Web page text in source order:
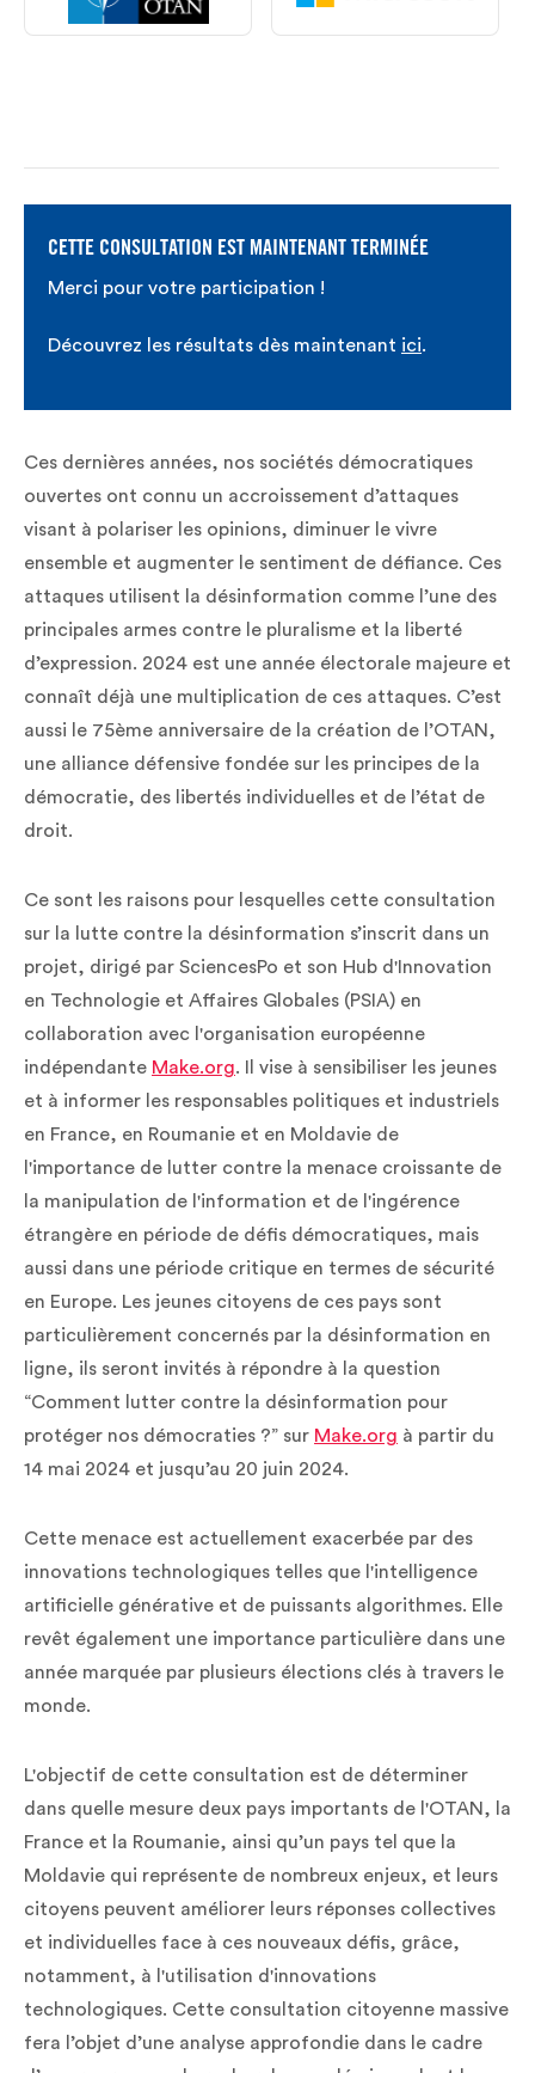
CETTE CONSULTATION EST MAINTENANT TERMINÉE
Merci pour votre participation !
Découvrez les résultats dès maintenant ici.
Ces dernières années, nos sociétés démocratiques
ouvertes ont connu un accroissement d’attaques
visant à polariser les opinions, diminuer le vivre
ensemble et augmenter le sentiment de défiance. Ces
attaques utilisent la désinformation comme l’une des
principales armes contre le pluralisme et la liberté
d’expression. 2024 est une année électorale majeure et
connaît déjà une multiplication de ces attaques. C’est
aussi le 75ème anniversaire de la création de l’OTAN,
une alliance défensive fondée sur les principes de la
démocratie, des libertés individuelles et de l’état de
droit.
Ce sont les raisons pour lesquelles cette consultation
sur la lutte contre la désinformation s’inscrit dans un
projet, dirigé par SciencesPo et son Hub d'Innovation
en Technologie et Affaires Globales (PSIA) en
collaboration avec l'organisation européenne
indépendante Make.org. Il vise à sensibiliser les jeunes
et à informer les responsables politiques et industriels
en France, en Roumanie et en Moldavie de
l'importance de lutter contre la menace croissante de
la manipulation de l'information et de l'ingérence
étrangère en période de défis démocratiques, mais
aussi dans une période critique en termes de sécurité
en Europe. Les jeunes citoyens de ces pays sont
particulièrement concernés par la désinformation en
ligne, ils seront invités à répondre à la question
“Comment lutter contre la désinformation pour
protéger nos démocraties ?” sur Make.org à partir du
14 mai 2024 et jusqu’au 20 juin 2024.
Cette menace est actuellement exacerbée par des
innovations technologiques telles que l'intelligence
artificielle générative et de puissants algorithmes. Elle
revêt également une importance particulière dans une
année marquée par plusieurs élections clés à travers le
monde.
L'objectif de cette consultation est de déterminer
dans quelle mesure deux pays importants de l'OTAN, la
France et la Roumanie, ainsi qu’un pays tel que la
Moldavie qui représente de nombreux enjeux, et leurs
citoyens peuvent améliorer leurs réponses collectives
et individuelles face à ces nouveaux défis, grâce,
notamment, à l'utilisation d'innovations
technologiques. Cette consultation citoyenne massive
fera l’objet d’une analyse approfondie dans le cadre